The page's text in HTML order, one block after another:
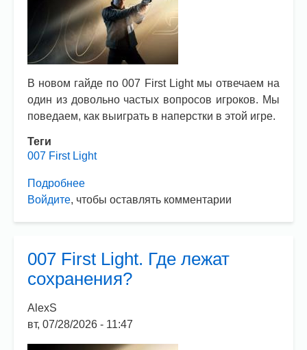
В новом гайде по 007 First Light мы отвечаем на
один из довольно частых вопросов игроков. Мы
поведаем, как выиграть в наперстки в этой игре.
Теги
007 First Light
Подробнее
007
выиграть
в
Войдите, чтобы оставлять комментарии
007 First Light. Где лежат
сохранения?
AlexS
вт, 07/28/2026 - 11:47